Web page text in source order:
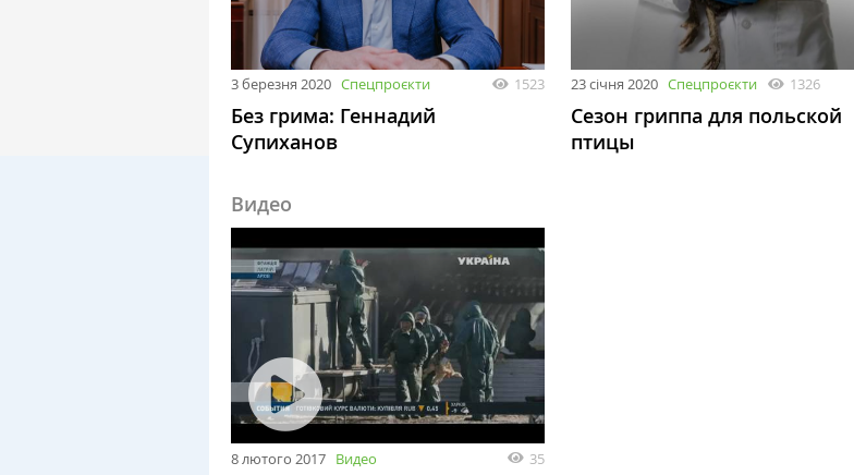
3 березня 2020 Спецпроєкти 1523
Без грима: Геннадий
Супиханов
23 січня 2020 Спецпроєкти 1326
Сезон гриппа для польской
птицы
Видео
8 лютого 2017 Видео 35